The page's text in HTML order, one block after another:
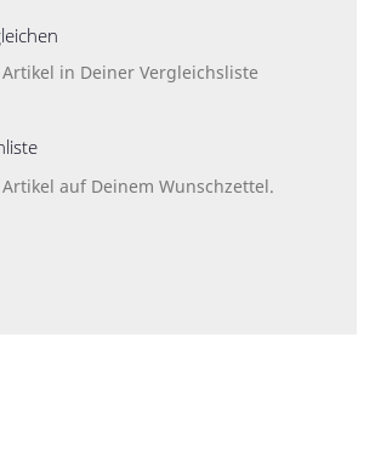
in Deiner Vergleichsliste
auf Deinem Wunschzettel.